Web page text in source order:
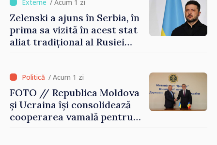
/ Acum 1 zi
Zelenski a ajuns în Serbia, în
prima sa vizită în acest stat
aliat tradițional al Rusiei
/ Acum 1 zi
FOTO // Republica Moldova
și Ucraina își consolidează
cooperarea vamală pentru